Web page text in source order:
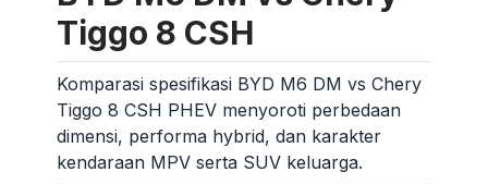
Tiggo 8 CSH
Komparasi spesifikasi BYD M6 DM vs Chery
Tiggo 8 CSH PHEV menyoroti perbedaan
dimensi, performa hybrid, dan karakter
kendaraan MPV serta SUV keluarga.